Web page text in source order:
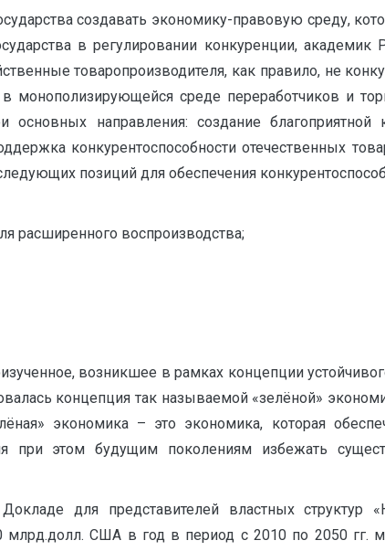
создавать экономику-правовую среду,
в регулировании конкуренции, академик
товаропроизводителя, как правило, не
среде переработчиков и
направления: создание благоприятной
конкурентоспособности отечественных
позиций для обеспечения
расширенного воспроизводства;
возникшее в рамках концепции
концепция так называемой «зелёной»
экономика – это экономика, которая
при этом будущим поколениям избежать
для представителей властных структур
млрд.долл. США в год в период с 2010 по 2050 гг.